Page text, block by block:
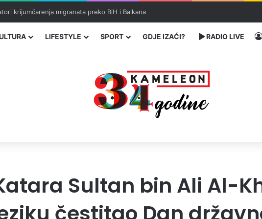
krijumčarenja migranata preko BiH i Balkana
LIFESTYLE SPORT GDJE IZAĆI? RADIO LIVE
Sultan bin Ali Al-
čestitao Dan